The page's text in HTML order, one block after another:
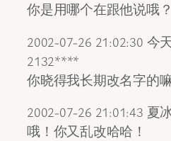
你是用哪个在跟他说哦？
2002-07-26 21:02:30 今
2132****
你晓得我长期改名字的
2002-07-26 21:01:43 夏
哦！你又乱改哈哈！